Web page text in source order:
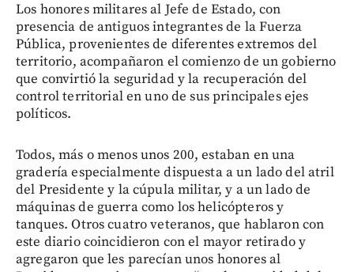
Los honores militares al Jefe de Estado, con
presencia de antiguos integrantes de la Fuerza
Pública, provenientes de diferentes extremos del
territorio, acompañaron el comienzo de un gobierno
que convirtió la seguridad y la recuperación del
control territorial en uno de sus principales ejes
políticos.
Todos, más o menos unos 200, estaban en una
gradería especialmente dispuesta a un lado del atril
del Presidente y la cúpula militar, y a un lado de
máquinas de guerra como los helicópteros y
tanques. Otros cuatro veteranos, que hablaron con
este diario coincidieron con el mayor retirado y
agregaron que les parecían unos honores al